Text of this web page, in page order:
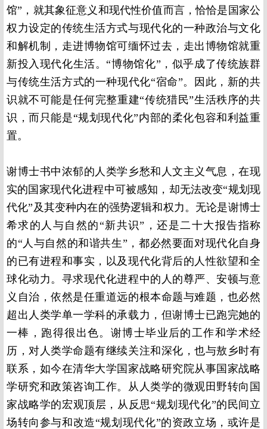
馆”，就其象征意义和现代性价值而言，恰恰是国家公
权力设定的传统生活方式与现代化的一种政治与文化
和解机制，走进博物馆可缅怀过去，走出博物馆就重
新投入现代化生活。“博物馆化”，似乎成了传统族群
与传统生活方式的一种现代化“宿命”。因此，新的共
识就不可能是任何完整重建“传统猎民”生活秩序的共
识，而只能是“规划现代化”内部的柔化包容和利益重
置。
谢博士书中浓郁的人类学乡愁和人文主义气息，在现
实的国家现代化进程中可被感知，却无法改变“规划现
代化”及其变种内在的强势逻辑和权力。无论是谢博士
希求的人与自然的“新共识”，还是二十大报告指称
的“人与自然的和谐共生”，都必然要面对现代化自身
的已有进程和事实，以及现代化背后的人性欲望和全
球化动力。寻求现代化进程中的人的尊严、安顿与意
义自治，依然是任重道远的根本命题与难题，也必然
超出人类学单一学科的承载力，但谢博士已跑完她的
一棒，跑得很出色。谢博士毕业后的工作和学术经
历，对人类学命题有继续关注和深化，也与敖乡时有
联系，如今在清华大学国家战略研究院从事国家战略
学研究和政策咨询工作。从人类学的微观田野转向国
家战略学的宏观顶层，从反思“规划现代化”的民间立
场转向参与和改造“规划现代化”的资政立场，或许是